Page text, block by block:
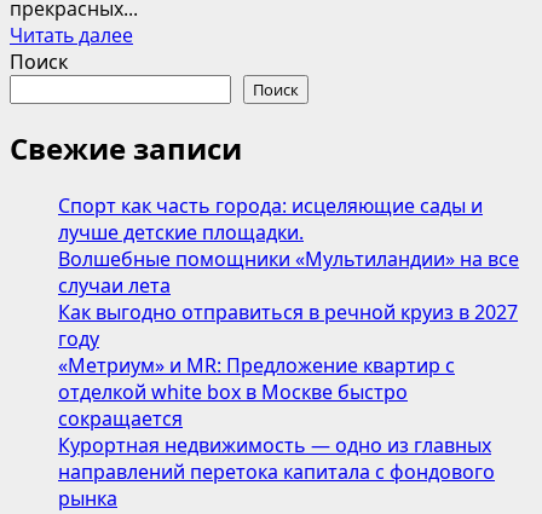
прекрасных...
Читать далееПрочитать
Москва
в
материалах
Поиск
Поиск
Свежие записи
Спорт как часть города: исцеляющие сады и
лучше детские площадки.
Волшебные помощники «Мультиландии» на все
случаи лета
Как выгодно отправиться в речной круиз в 2027
году
«Метриум» и MR: Предложение квартир с
отделкой white box в Москве быстро
сокращается
Курортная недвижимость — одно из главных
направлений перетока капитала с фондового
рынка